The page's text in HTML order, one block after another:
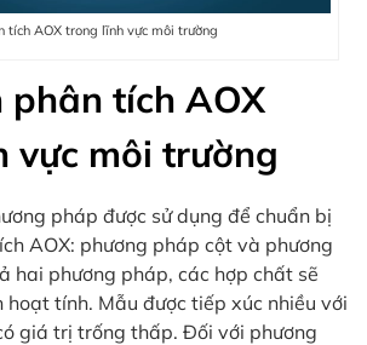
tích AOX trong lĩnh vực môi trường
phân tích AOX
vực môi trường
pháp được sử dụng để chuẩn bị
AOX: phương pháp cột và phương
hai phương pháp, các hợp chất sẽ
tính. Mẫu được tiếp xúc nhiều với
giá trị trống thấp. Đối với phương